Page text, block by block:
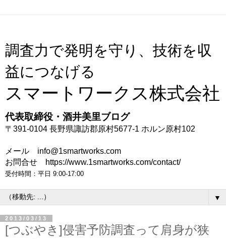
調査力で発明を守り、技術を収
益につなげる
スマートワークス株式会社
代表取締役・酒井美里ブログ
〒391-0104 長野県諏訪郡原村5677-1 ホルン原村102
メール info@1smartworks.com
お問合せ https://www.1smartworks.com/contact/
受付時間：平日 9:00-17:00
▼
2013/03/13
[つぶやき]侵害予防調査って肩身が狭